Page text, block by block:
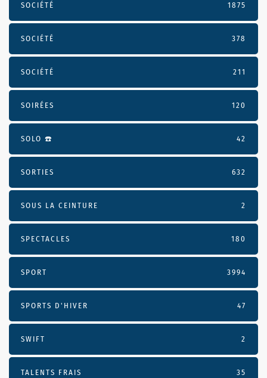
SOCIÉTÉ 1875
SOCIÉTÉ 378
SOCIÉTÉ 211
SOIRÉES 120
SOLO ☎️ 42
SORTIES 632
SOUS LA CEINTURE 2
SPECTACLES 180
SPORT 3994
SPORTS D'HIVER 47
SWIFT 2
TALENTS FRAIS 35